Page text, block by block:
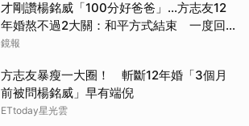
才剛讚楊銘威「100分好爸爸」...方志友12
年婚熬不過2大關：和平方式結束 一度回
溫同框聚會仍告吹
鏡報
方志友暴瘦一大圈！ 斬斷12年婚「3個月
前被問楊銘威」早有端倪
ETtoday星光雲